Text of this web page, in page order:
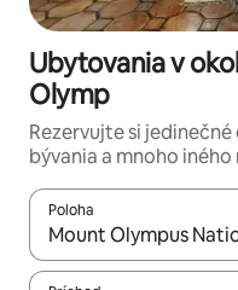
Ubytovania v
Olymp
Rezervujte si
bývania a mnoho
Poloha
Keď budú výsledky k